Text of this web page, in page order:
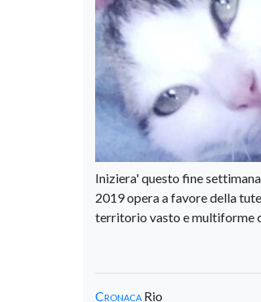
Iniziera' questo fine
2019 opera a favore della
territorio vasto e multiforme
Cronaca Rio